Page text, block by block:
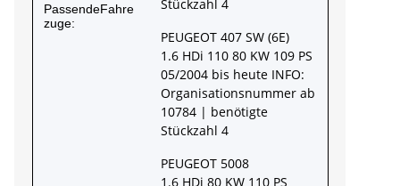
PassendeFahre
zuge:
Stückzahl 4
PEUGEOT 407 SW (6E)
1.6 HDi 110 80 KW 109 PS
05/2004 bis heute INFO:
Organisationsnummer ab
10784 | benötigte
Stückzahl 4
PEUGEOT 5008
1.6 HDi 80 KW 110 PS